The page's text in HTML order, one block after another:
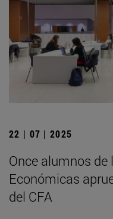
22 | 07 | 2025
Once alumnos de
Económicas
del CFA